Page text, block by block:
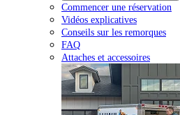
Commencer une réservation
Vidéos explicatives
Conseils sur les remorques
FAQ
Attaches et accessoires